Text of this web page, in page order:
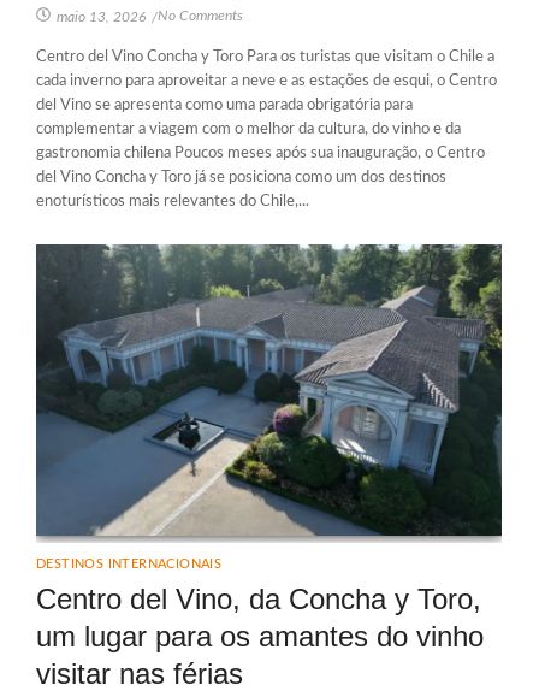
maio 13, 2026 /No Comments
Centro del Vino Concha y Toro Para os turistas que visitam o Chile a
cada inverno para aproveitar a neve e as estações de esqui, o Centro
del Vino se apresenta como uma parada obrigatória para
complementar a viagem com o melhor da cultura, do vinho e da
gastronomia chilena Poucos meses após sua inauguração, o Centro
del Vino Concha y Toro já se posiciona como um dos destinos
enoturísticos mais relevantes do Chile,...
DESTINOS INTERNACIONAIS
Centro del Vino, da Concha y Toro,
um lugar para os amantes do vinho
visitar nas férias